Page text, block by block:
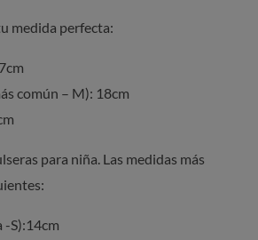
medida perfecta:
común – M): 18cm
para niña. Las medidas más
-S):14cm